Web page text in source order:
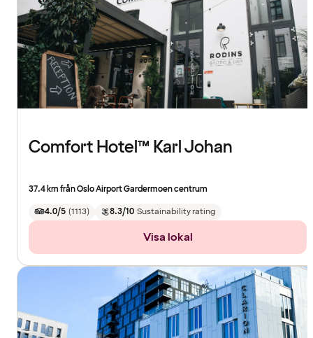
Comfort Hotel™ Karl Johan
37.4 km från Oslo Airport Gardermoen centrum
4.0/5 (1113) 8.3/10 Sustainability rating
Visa lokal